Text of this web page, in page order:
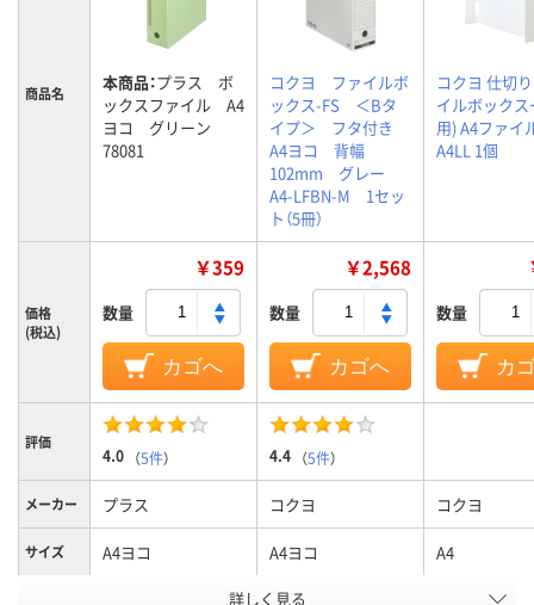
商品名 本商品：プラス ボ
ックスファイル A4
ヨコ グリーン
78081
コクヨ ファイルボ
ックス-FS ＜Bタ
イプ＞ フタ付き
A4ヨコ 背幅
102mm グレー
A4-LFBN-M 1セッ
ト（5冊）
コクヨ 仕切
イルボックス
用) A4ファイ
A4LL 1個
価格
(税込)
￥359
数量
カゴへ
￥2,568
数量
カゴへ
数量
カ
評価
4.0 （5件） 4.4 （5件）
メーカー プラス コクヨ コクヨ
サイズ A4ヨコ A4ヨコ A4
グレー系 ホワイト系
詳しく見る